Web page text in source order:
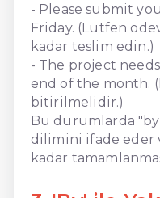
- Please submit
Friday. (Lütfen
kadar teslim edin.)
- The project
end of the month.
bitirilmelidir.)
Bu durumlarda
dilimini ifade eder
kadar